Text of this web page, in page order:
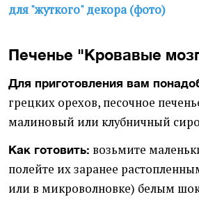
для "жуткого" декора (фото)
Печенье "Кровавые
Для приготовления вам
грецких орехов, песочное
малиновый или клубничный
Как готовить: возьмите
полейте их заранее
или в микроволновке) белым